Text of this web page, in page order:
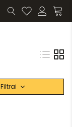
Filtrai